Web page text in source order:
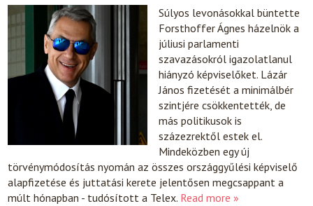
Súlyos levonásokkal büntette
Forsthoffer Ágnes házelnök a
júliusi parlamenti
szavazásokról igazolatlanul
hiányzó képviselőket. Lázár
János fizetését a minimálbér
szintjére csökkentették, de
más politikusok is
százezrektől estek el.
Mindeközben egy új
törvénymódosítás nyomán az összes országgyűlési képviselő
alapfizetése és juttatási kerete jelentősen megcsappant a
múlt hónapban - tudósított a Telex. Read more »